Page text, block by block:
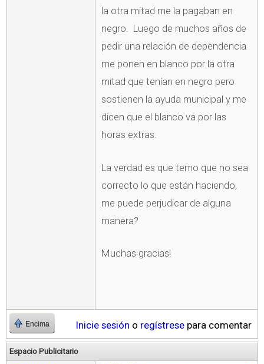
la otra mitad me la pagaban en
negro. Luego de muchos años de
pedir una relación de dependencia
me ponen en blanco por la otra
mitad que tenían en negro pero
sostienen la ayuda municipal y me
dicen que el blanco va por las
horas extras.
La verdad es que temo que no sea
correcto lo que están haciendo,
me puede perjudicar de alguna
manera?
Muchas gracias!
Encima Inicie sesión o regístrese para comentar
Espacio Publicitario